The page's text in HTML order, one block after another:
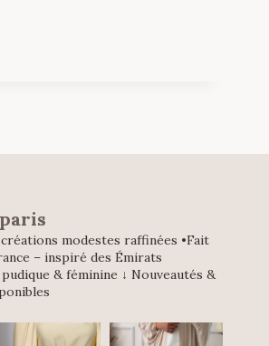
créations modestes raffinées •Fait
– inspiré des Émirats
pudique & féminine ↓ Nouveautés &